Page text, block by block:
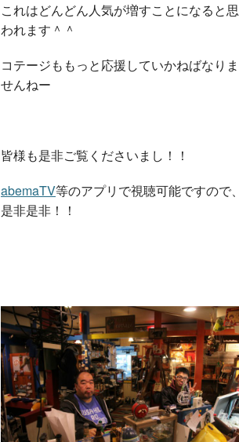
これはどんどん人気が増すことになると思
われます＾＾
コテージももっと応援していかねばなりま
せんねー
皆様も是非ご覧くださいまし！！
abemaTV等のアプリで視聴可能ですので、
是非是非！！